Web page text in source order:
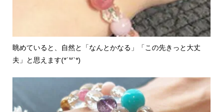
眺めていると、自然と「なんとかなる」「この先きっと大丈
夫」と思えます(*´꒳`*)